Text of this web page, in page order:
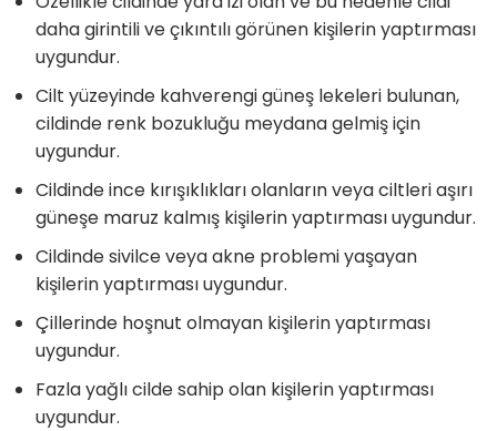
daha girintili ve çıkıntılı görünen kişilerin yaptırması
uygundur.
Cilt yüzeyinde kahverengi güneş lekeleri bulunan,
cildinde renk bozukluğu meydana gelmiş için
uygundur.
Cildinde ince kırışıklıkları olanların veya ciltleri aşırı
güneşe maruz kalmış kişilerin yaptırması uygundur.
Cildinde sivilce veya akne problemi yaşayan
kişilerin yaptırması uygundur.
Çillerinde hoşnut olmayan kişilerin yaptırması
uygundur.
Fazla yağlı cilde sahip olan kişilerin yaptırması
uygundur.